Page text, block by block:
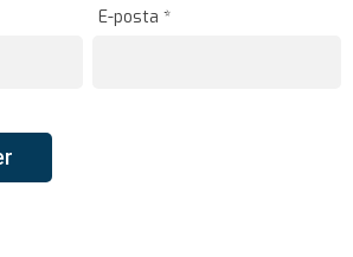
E-posta*